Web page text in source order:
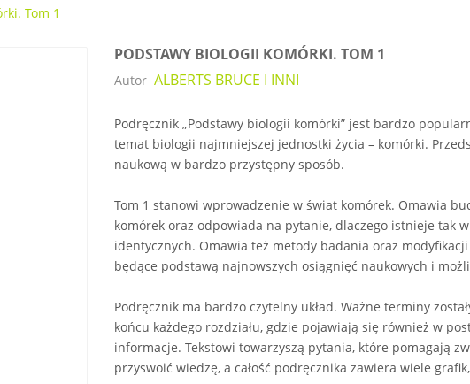
Tom 1
PODSTAWY BIOLOGII KOMÓRKI. TOM 1
Autor ALBERTS BRUCE I INNI
Podręcznik „Podstawy biologii komórki” jest bardzo
temat biologii najmniejszej jednostki życia – komórki.
naukową w bardzo przystępny sposób.
Tom 1 stanowi wprowadzenie w świat komórek. Omawia
komórek oraz odpowiada na pytanie, dlaczego istnieje tak
identycznych. Omawia też metody badania oraz
będące podstawą najnowszych osiągnięć naukowych i
Podręcznik ma bardzo czytelny układ. Ważne terminy
końcu każdego rozdziału, gdzie pojawiają się również w
informacje. Tekstowi towarzyszą pytania, które pomagają
przyswoić wiedzę, a całość podręcznika zawiera wiele